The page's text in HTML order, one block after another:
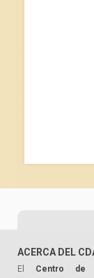
ACERCA DEL
El Centro de